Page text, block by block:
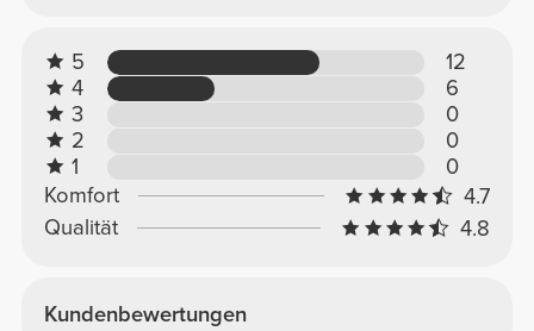
5
12
4
6
3
0
2
0
1
0
Komfort
4.7
Qualität
4.8
Kundenbewertungen